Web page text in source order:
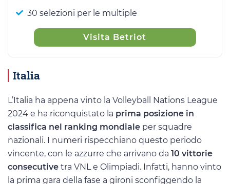
30 selezioni per le multiple
Visita Betriot
Italia
L’Italia ha appena vinto la Volleyball Nations League
2024 e ha riconquistato la prima posizione in
classifica nel ranking mondiale per squadre
nazionali. I numeri rispecchiano questo periodo
vincente, con le azzurre che arrivano da 10 vittorie
consecutive tra VNL e Olimpiadi. Infatti, hanno vinto
la prima gara della fase a gironi sconfiggendo la